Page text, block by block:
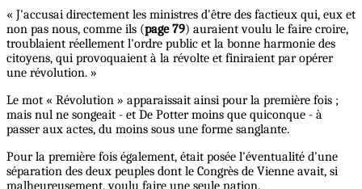
« J'accusai directement les ministres d'être des factieux qui, eux et
non pas nous, comme ils (page 79) auraient voulu le faire croire,
troublaient réellement l'ordre public et la bonne harmonie des
citoyens, qui provoquaient à la révolte et finiraient par opérer
une révolution. »
Le mot « Révolution » apparaissait ainsi pour la première fois ;
mais nul ne songeait - et De Potter moins que quiconque - à
passer aux actes, du moins sous une forme sanglante.
Pour la première fois également, était posée l'éventualité d'une
séparation des deux peuples dont le Congrès de Vienne avait, si
malheureusement, voulu faire une seule nation.